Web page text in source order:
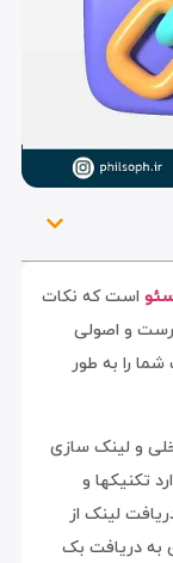
است که نکات
و اصولی
را به طور
و لینک سازی
تکنیکها و
لینک از
به دریافت بک